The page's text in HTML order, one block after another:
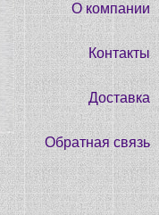
О компании
Контакты
Доставка
Обратная связь